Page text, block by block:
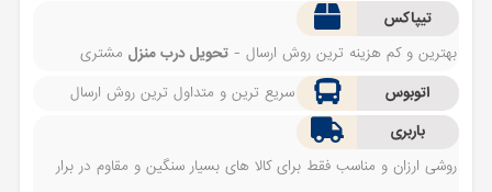
تیپاکس
بهترین و کم هزینه ترین روش ارسال -تحویل درب منزل مشتری
اتوبوس
سریع ترین و متداول ترین روش ارسال
باربری
روشی ارزان و مناسب فقط برای کالا های بسیار سنگین و مقاوم در برار